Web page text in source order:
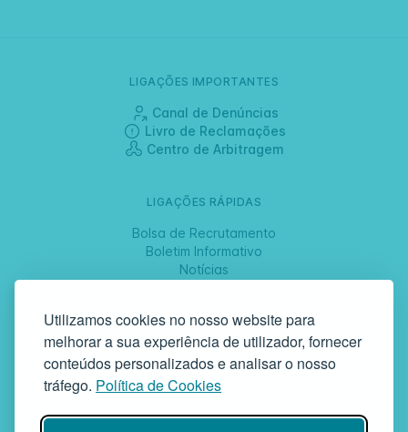
Utilizamos cookies no nosso website para
melhorar a sua experiência de utilizador, fornecer
conteúdos personalizados e analisar o nosso
tráfego. Política de Cookies
LIGAÇÕES IMPORTANTES
Canal de Denúncias
Livro de Reclamações
Centro de Arbitragem
LIGAÇÕES RÁPIDAS
Bolsa de Recrutamento
Boletim Informativo
Notícias
SIGA-NOS
GAF | Gabinete de Atendimento à Família